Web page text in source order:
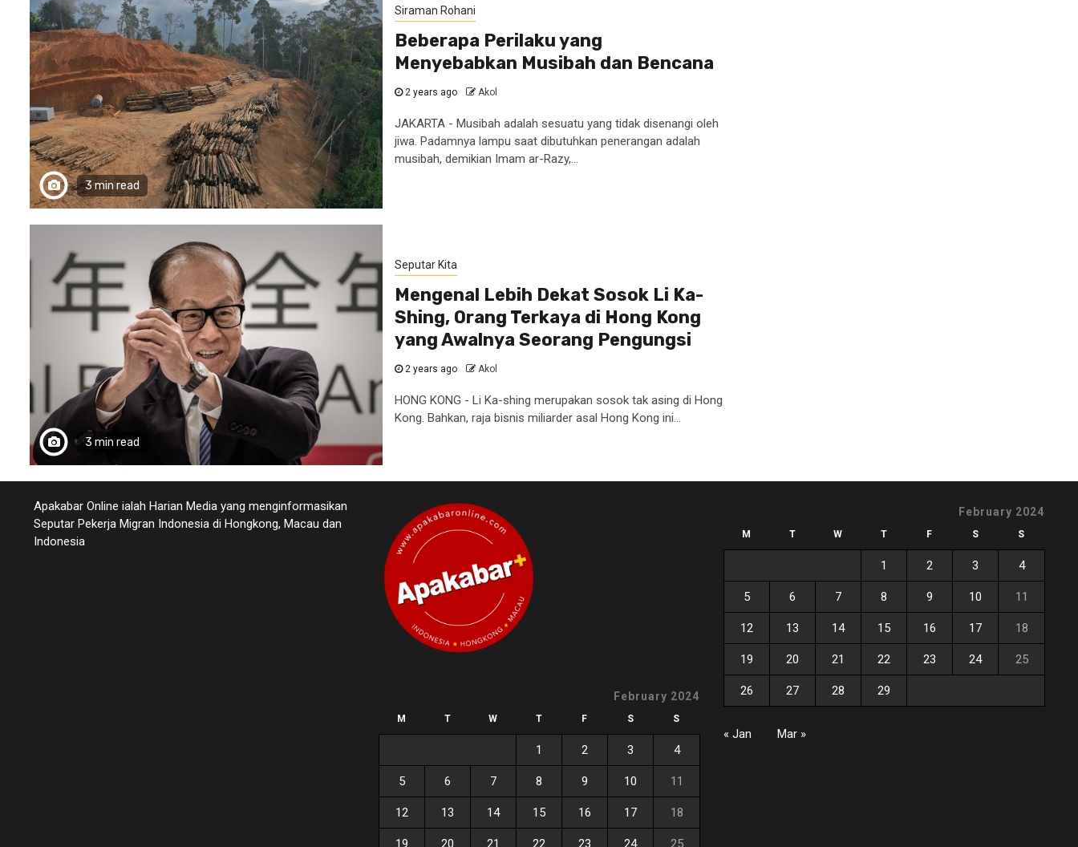
3 min read
Siraman Rohani
Beberapa Perilaku yang
Menyebabkan Musibah dan Bencana
2 years ago Akol
JAKARTA - Musibah adalah sesuatu yang tidak disenangi oleh
jiwa. Padamnya lampu saat dibutuhkan penerangan adalah
musibah, demikian Imam ar-Razy,...
3 min read
Seputar Kita
Mengenal Lebih Dekat Sosok Li Ka-
Shing, Orang Terkaya di Hong Kong
yang Awalnya Seorang Pengungsi
2 years ago Akol
HONG KONG - Li Ka-shing merupakan sosok tak asing di Hong
Kong. Bahkan, raja bisnis miliarder asal Hong Kong ini...
Apakabar Online ialah Harian Media yang menginformasikan
Seputar Pekerja Migran Indonesia di Hongkong, Macau dan
Indonesia
February 2024
M T W T F S S
1 2 3 4
5 6 7 8 9 10 11
12 13 14 15 16 17 18
19 20 21 22 23 24 25
February 2024
M T W T F S S
1 2 3 4
5 6 7 8 9 10 11
12 13 14 15 16 17 18
19 20 21 22 23 24 25
26 27 28 29
« Jan Mar »